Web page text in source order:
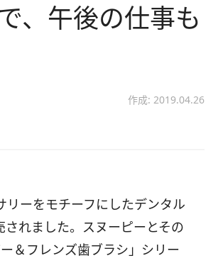
、午後の仕事も
作成: 2019.04.26
リーをモチーフにしたデンタル
れました。スヌーピーとその
＆フレンズ歯ブラシ」シリー